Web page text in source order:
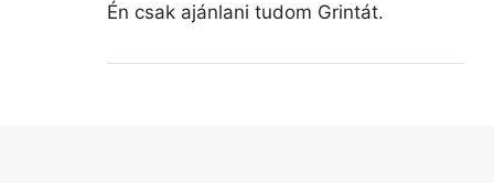
Én csak ajánlani tudom Grintát.